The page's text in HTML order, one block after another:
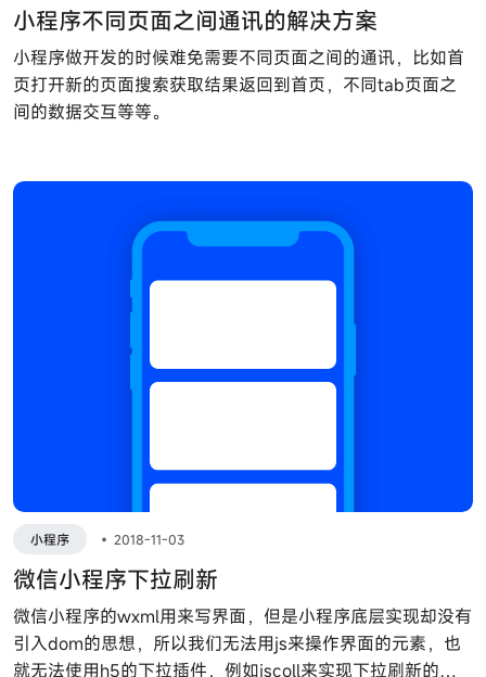
小程序不同页面之间通讯的解决方案
小程序做开发的时候难免需要不同页面之间的通讯，比如首
页打开新的页面搜索获取结果返回到首页，不同tab页面之
间的数据交互等等。
小程序 • 2018-11-03
微信小程序下拉刷新
微信小程序的wxml用来写界面，但是小程序底层实现却没有
引入dom的思想，所以我们无法用js来操作界面的元素，也
就无法使用h5的下拉插件，例如iscoll来实现下拉刷新的功